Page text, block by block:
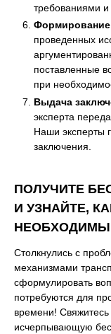
требованиями и
Формирование
проведенных
поставленные
при
Выдача
эксперта
Наши эксперты
заключения.
ПОЛУЧИТЕ
И УЗНАЙТЕ,
НЕОБХОДИМЫ
Столкнулись с
механизмами
сформулировать
потребуются для
времени!
исчерпывающую